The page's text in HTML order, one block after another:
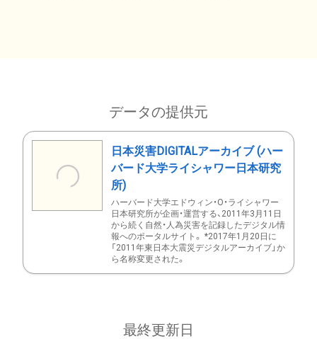
データの提供元
日本災害DIGITALアーカイブ (ハー
バード大学ライシャワー日本研究
所)
ハーバード大学エドウィン・O・ライシャワー
日本研究所が企画・運営する、2011年3月11日
から続く自然・人為災害を記録したデジタル情
報へのポータルサイト。 *2017年1月20日に
「2011年東日本大震災デジタルアーカイブ」か
ら名称変更された。
最終更新日